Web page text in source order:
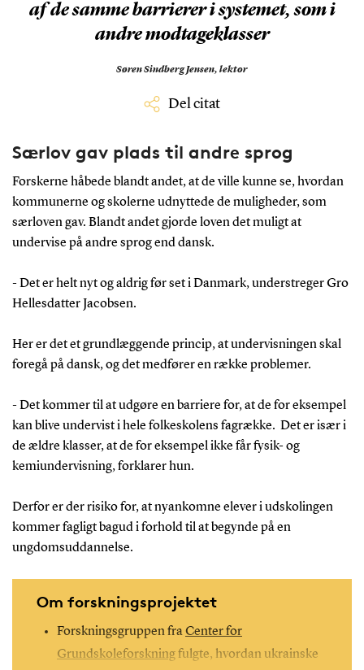
af de samme barrierer i systemet, som i
andre modtageklasser
Søren Sindberg Jensen, lektor
Del citat
Særlov gav plads til andre sprog
Forskerne håbede blandt andet, at de ville kunne se, hvordan
kommunerne og skolerne udnyttede de muligheder, som
særloven gav. Blandt andet gjorde loven det muligt at
undervise på andre sprog end dansk.
- Det er helt nyt og aldrig før set i Danmark, understreger Gro
Hellesdatter Jacobsen.
Her er det et grundlæggende princip, at undervisningen skal
foregå på dansk, og det medfører en række problemer.
- Det kommer til at udgøre en barriere for, at de for eksempel
kan blive undervist i hele folkeskolens fagrække. Det er især i
de ældre klasser, at de for eksempel ikke får fysik- og
kemiundervisning, forklarer hun.
Derfor er der risiko for, at nyankomne elever i udskolingen
kommer fagligt bagud i forhold til at begynde på en
ungdomsuddannelse.
Om forskningsprojektet
Forskningsgruppen fraCenter for
Grundskoleforskningfulgte, hvordan ukrainske